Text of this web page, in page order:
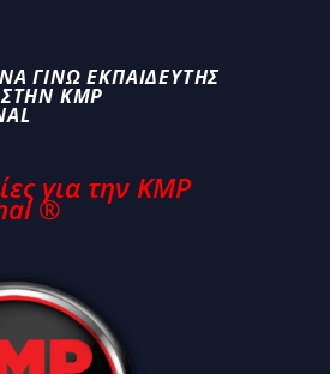
ΓΊΝΩ ΕΚΠΑΙΔΕΥΤΉΣ
KMP
για την KMP
®